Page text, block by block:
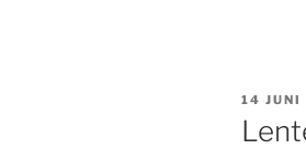
14 JUNI